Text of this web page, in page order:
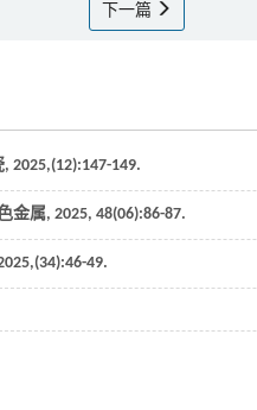
下一篇
, 2025,(12):147-149.
金属, 2025, 48(06):86-87.
,(34):46-49.